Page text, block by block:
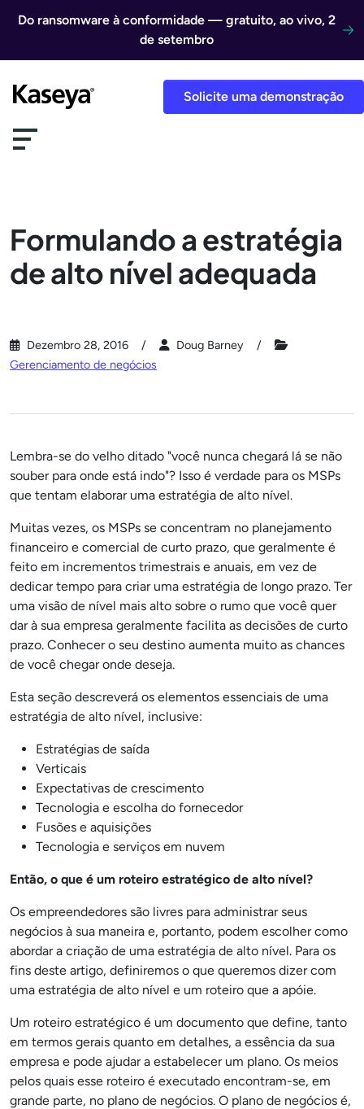
Do ransomware à conformidade — gratuito, ao vivo, 2
de setembro
Solicite uma demonstração
Formulando a estratégia
de alto nível adequada
Dezembro 28, 2016
Doug Barney
Gerenciamento de negócios
Lembra-se do velho ditado "você nunca chegará lá se não
souber para onde está indo"? Isso é verdade para os MSPs
que tentam elaborar uma estratégia de alto nível.
Muitas vezes, os MSPs se concentram no planejamento
financeiro e comercial de curto prazo, que geralmente é
feito em incrementos trimestrais e anuais, em vez de
dedicar tempo para criar uma estratégia de longo prazo. Ter
uma visão de nível mais alto sobre o rumo que você quer
dar à sua empresa geralmente facilita as decisões de curto
prazo. Conhecer o seu destino aumenta muito as chances
de você chegar onde deseja.
Esta seção descreverá os elementos essenciais de uma
estratégia de alto nível, inclusive:
Estratégias de saída
Verticais
Expectativas de crescimento
Tecnologia e escolha do fornecedor
Fusões e aquisições
Tecnologia e serviços em nuvem
Então, o que é um roteiro estratégico de alto nível?
Os empreendedores são livres para administrar seus
negócios à sua maneira e, portanto, podem escolher como
abordar a criação de uma estratégia de alto nível. Para os
fins deste artigo, definiremos o que queremos dizer com
uma estratégia de alto nível e um roteiro que a apóie.
Um roteiro estratégico é um documento que define, tanto
em termos gerais quanto em detalhes, a essência da sua
empresa e pode ajudar a estabelecer um plano. Os meios
pelos quais esse roteiro é executado encontram-se, em
grande parte, no plano de negócios. O plano de negócios é,